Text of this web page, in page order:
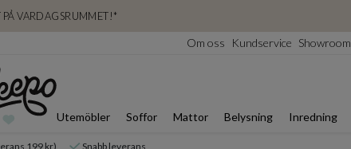
PÅ VARDAGSRUMMET!*
Om oss Kundservice Showroom
Utemöbler Soffor Mattor Belysning Inredning
199 kr) Snabb leverans